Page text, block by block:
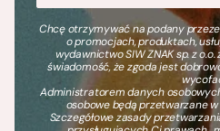
Chcę otrzymywać na podany
o promocjach, produktach,
wydawnictwo SIW ZNAK sp. z
świadomość, że zgoda jest
Administratorem danych
osobowe będą przetwarzane
Szczegółowe zasady